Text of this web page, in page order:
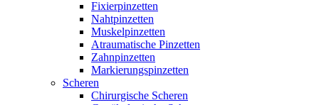
Fixierpinzetten
Nahtpinzetten
Muskelpinzetten
Atraumatische Pinzetten
Zahnpinzetten
Markierungspinzetten
Scheren
Chirurgische Scheren